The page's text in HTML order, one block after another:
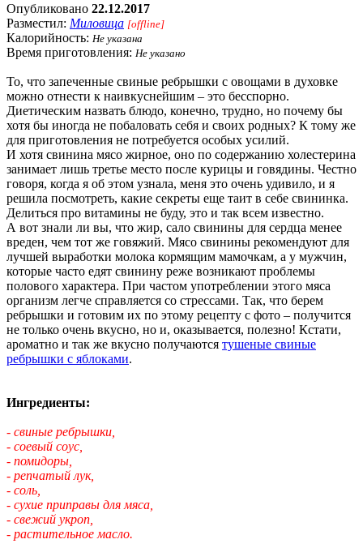
Опубликовано 22.12.2017
Разместил: Миловица [offline]
Калорийность: Не указана
Время приготовления: Не указано
То, что запеченные свиные ребрышки с овощами в духовке
можно отнести к наивкуснейшим – это бесспорно.
Диетическим назвать блюдо, конечно, трудно, но почему бы
хотя бы иногда не побаловать себя и своих родных? К тому же
для приготовления не потребуется особых усилий.
И хотя свинина мясо жирное, оно по содержанию холестерина
занимает лишь третье место после курицы и говядины. Честно
говоря, когда я об этом узнала, меня это очень удивило, и я
решила посмотреть, какие секреты еще таит в себе свининка.
Делиться про витамины не буду, это и так всем известно.
А вот знали ли вы, что жир, сало свинины для сердца менее
вреден, чем тот же говяжий. Мясо свинины рекомендуют для
лучшей выработки молока кормящим мамочкам, а у мужчин,
которые часто едят свинину реже возникают проблемы
полового характера. При частом употреблении этого мяса
организм легче справляется со стрессами. Так, что берем
ребрышки и готовим их по этому рецепту с фото – получится
не только очень вкусно, но и, оказывается, полезно! Кстати,
ароматно и так же вкусно получаются тушеные свиные
ребрышки с яблоками.
Ингредиенты:
- свиные ребрышки,
- соевый соус,
- помидоры,
- репчатый лук,
- соль,
- сухие приправы для мяса,
- свежий укроп,
- растительное масло.